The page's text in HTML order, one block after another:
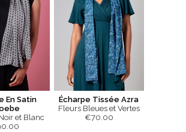
En Satin
et Blanc
Écharpe Tissée Azra
Fleurs Bleues et Vertes
€70.00